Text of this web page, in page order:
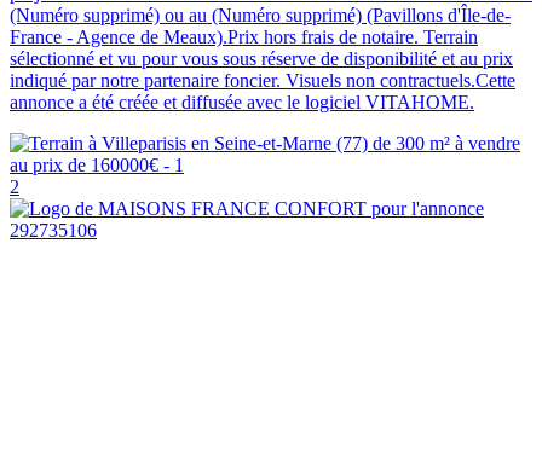
(Numéro supprimé) ou au (Numéro supprimé) (Pavillons d'Île-de-
France - Agence de Meaux).Prix hors frais de notaire. Terrain
sélectionné et vu pour vous sous réserve de disponibilité et au prix
indiqué par notre partenaire foncier. Visuels non contractuels.Cette
annonce a été créée et diffusée avec le logiciel VITAHOME.
2